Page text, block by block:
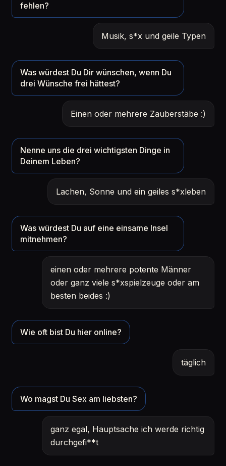
fehlen?
Musik, s*x und geile Typen
Was würdest Du Dir wünschen, wenn Du
drei Wünsche frei hättest?
Einen oder mehrere Zauberstäbe :)
Nenne uns die drei wichtigsten Dinge in
Deinem Leben?
Lachen, Sonne und ein geiles s*xleben
Was würdest Du auf eine einsame Insel
mitnehmen?
einen oder mehrere potente Männer
oder ganz viele s*xspielzeuge oder am
besten beides :)
Wie oft bist Du hier online?
täglich
Wo magst Du Sex am liebsten?
ganz egal, Hauptsache ich werde richtig
durchgefi**t